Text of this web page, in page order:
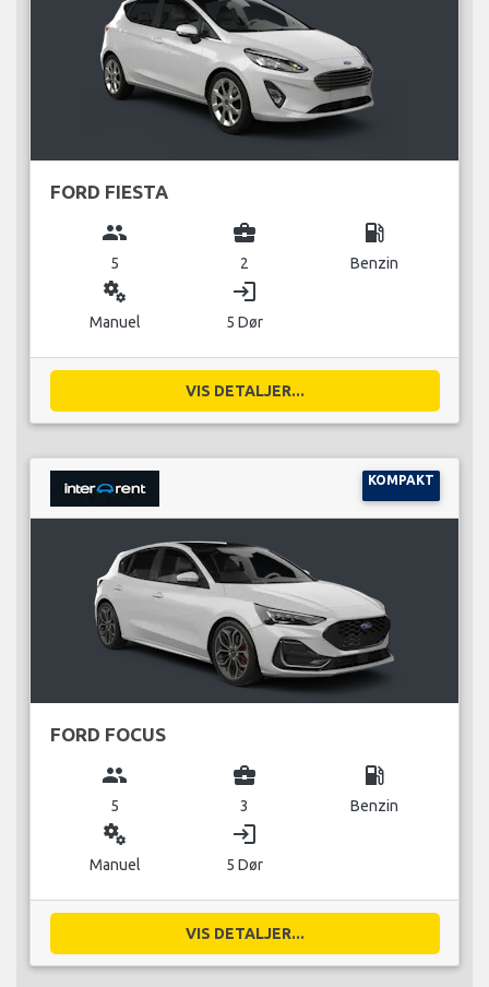
FORD FIESTA
group
5
business_center
2
local_gas_station
Benzin
miscellaneous_services
Manuel
login
5 Dør
VIS DETALJER...
KOMPAKT
FORD FOCUS
group
5
business_center
3
local_gas_station
Benzin
miscellaneous_services
Manuel
login
5 Dør
VIS DETALJER...